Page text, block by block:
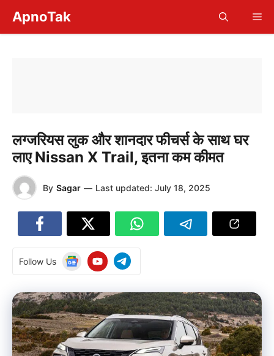
content
ApnoTak
लग्जरियस लुक और शानदार फीचर्स के साथ घर
लाए Nissan X Trail, इतना कम कीमत
By Sagar — Last updated: July 18, 2025
Follow Us